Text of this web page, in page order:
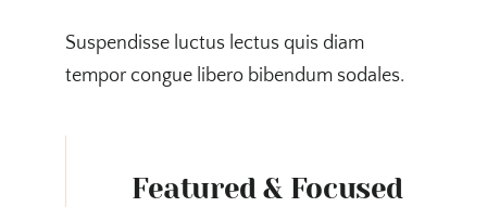
Suspendisse luctus lectus quis diam
tempor congue libero bibendum sodales.
Featured & Focused